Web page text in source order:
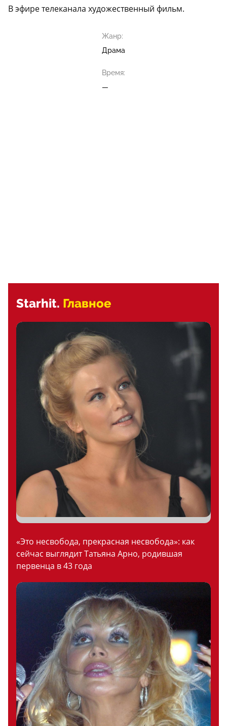
В эфире телеканала художественный фильм.
Жанр:
Драма
Время:
—
Starhit. Главное
«Это несвобода, прекрасная несвобода»: как
сейчас выглядит Татьяна Арно, родившая
первенца в 43 года